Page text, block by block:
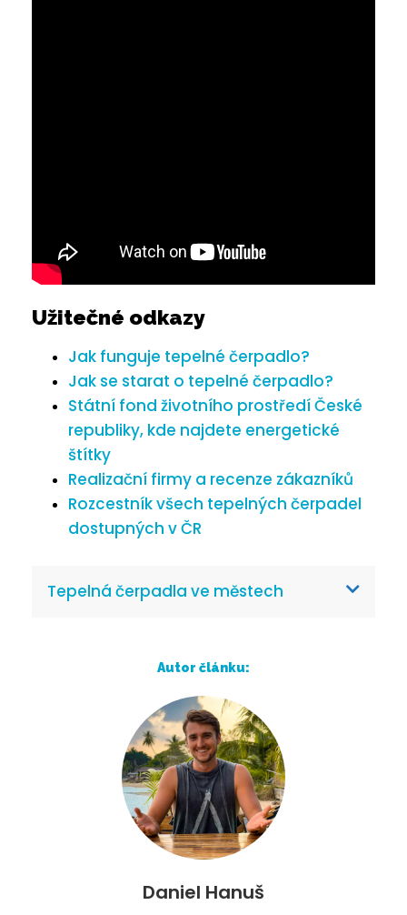
Užitečné odkazy
Jak funguje tepelné čerpadlo?
Jak se starat o tepelné čerpadlo?
Státní fond životního prostředí České
republiky, kde najdete energetické
štítky
Realizační firmy a recenze zákazníků
Rozcestník všech tepelných čerpadel
dostupných v ČR
Tepelná čerpadla ve městech
Autor článku:
Daniel Hanuš